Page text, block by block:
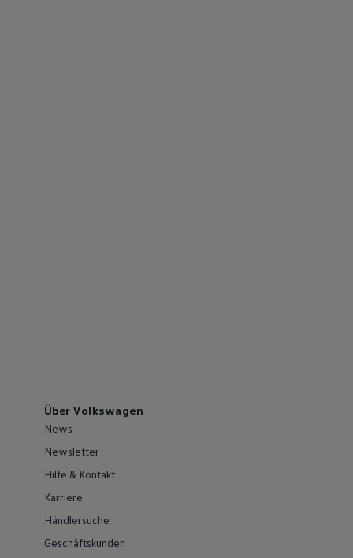
Über Volkswagen
News
Newsletter
Hilfe & Kontakt
Karriere
Händlersuche
Geschäftskunden